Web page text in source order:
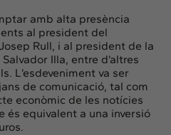
amb alta presència
al president del
Rull, i al president de la
Illa, entre d’altres
L’esdeveniment va ser
de comunicació, tal com
econòmic de les notícies
és equivalent a una inversió